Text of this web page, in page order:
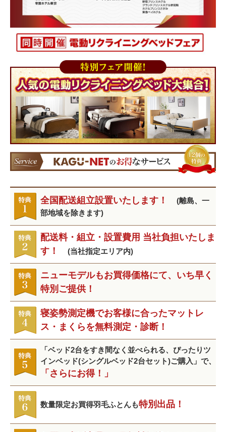
全国配送組立設置いたします！ (離島、一
部地域を除きます)
配送料・組立・設置費用 当社負担いたしま
す！ (当社指定エリア内)
ニューモデルもお買得価格にて、いち早く
特別ご提供！
寝姿勢測定機でお客様に合ったマットレ
ス・まくらを無料測定・診断！
「ベッド2台をすき間なく並べられる、ぴったりツ
インベッド(シングルベッド2台セット)ご購入」で、
「さらにお得！」
数量限定お買得羽毛ふとんも特別出品！